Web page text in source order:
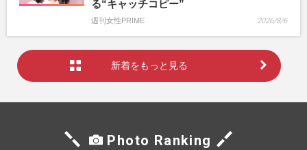
る“キャッチコピー”
週刊女性PRIME 2026/8/6
新着をもっと見る
Photo Ranking